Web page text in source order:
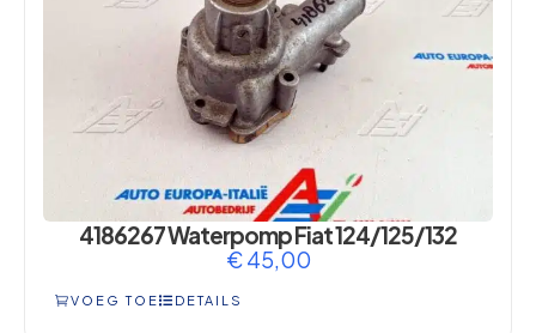
4186267 Waterpomp Fiat 124/125/132
€45,00
VOEG TOE DETAILS